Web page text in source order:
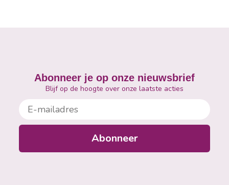
Abonneer je op onze nieuwsbrief
Blijf op de hoogte over onze laatste acties
E-mailadres
Abonneer